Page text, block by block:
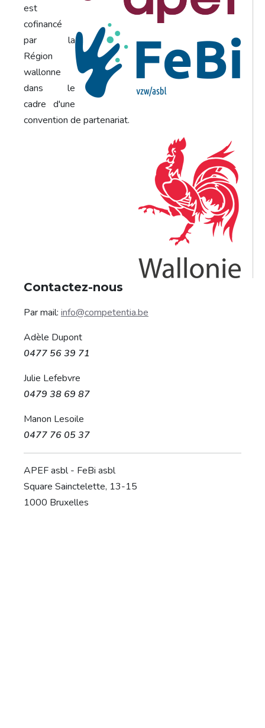
est
cofinancé
par la
Région
wallonne
dans le
cadre d'une
convention de partenariat.
Contactez-nous
Par mail: info@competentia.be
Adèle Dupont
0477 56 39 71
Julie Lefebvre
0479 38 69 87
Manon Lesoile
0477 76 05 37
APEF asbl - FeBi asbl
Square Sainctelette, 13-15
1000 Bruxelles